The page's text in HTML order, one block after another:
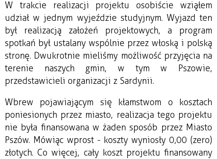
W trakcie realizacji projektu osobiście wziąłem
udział w jednym wyjeździe studyjnym. Wyjazd ten
był realizacją założeń projektowych, a program
spotkań był ustalany wspólnie przez włoską i polską
stronę. Dwukrotnie mieliśmy możliwość przyjęcia na
terenie naszych gmin, w tym w Pszowie,
przedstawicieli organizacji z Sardynii.
Wbrew pojawiającym się kłamstwom o kosztach
poniesionych przez miasto, realizacja tego projektu
nie była finansowana w żaden sposób przez Miasto
Pszów. Mówiąc wprost - koszty wyniosły 0,00 (zero)
złotych. Co więcej, cały koszt projektu finansowany